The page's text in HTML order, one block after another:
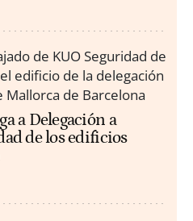
a Delegación a
de los edificios